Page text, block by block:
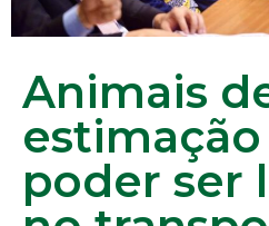
Animais
estimação
poder ser